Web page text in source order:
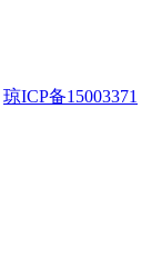
琼ICP备15003371